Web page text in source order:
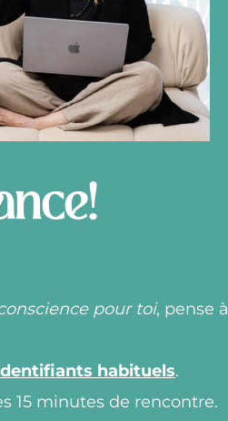
pour toi, pense à
habituels.
15 minutes de rencontre.